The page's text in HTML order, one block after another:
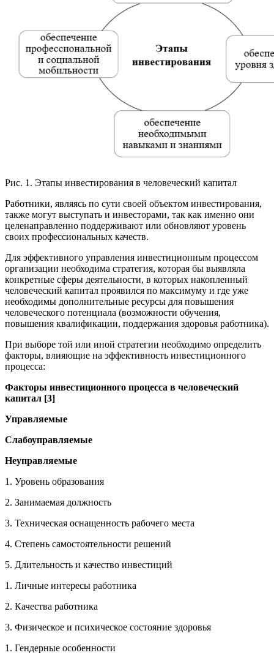
Рис. 1. Этапы инвестирования в человеческий капитал
Работники, являясь по сути своей объектом инвестирования,
также могут выступать и инвесторами, так как именно они
целенаправленно поддерживают или обновляют уровень
своих профессиональных качеств.
Для эффективного управления инвестиционным процессом
организации необходима стратегия, которая бы выявляла
конкретные сферы деятельности, в которых накопленный
человеческий капитал проявился по максимуму и где уже
необходимы дополнительные ресурсы для повышения
человеческого потенциала (возможности обучения,
повышения квалификации, поддержания здоровья работника).
При выборе той или иной стратегии необходимо определить
факторы, влияющие на эффективность инвестиционного
процесса:
Факторы инвестиционного процесса в человеческий
капитал [3]
Управляемые
Слабоуправляемые
Неуправляемые
1. Уровень образования
2. Занимаемая должность
3. Техническая оснащенность рабочего места
4. Степень самостоятельности решений
5. Длительность и качество инвестиций
1. Личные интересы работника
2. Качества работника
3. Физическое и психическое состояние здоровья
1. Гендерные особенности